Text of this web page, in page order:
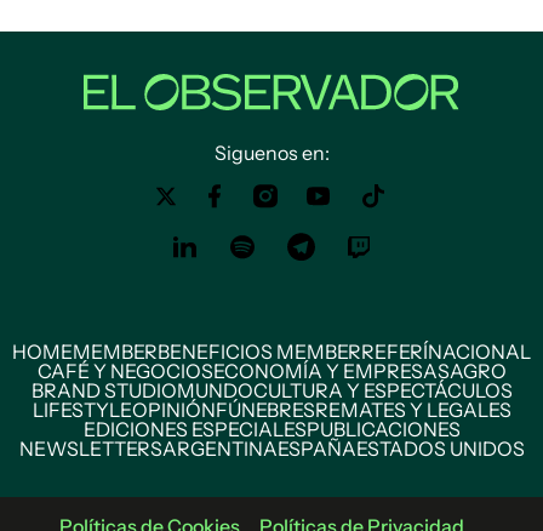
Siguenos en:
HOMEMEMBERBENEFICIOS MEMBERREFERÍNACIONAL
CAFÉ Y NEGOCIOSECONOMÍA Y EMPRESASAGRO
BRAND STUDIOMUNDOCULTURA Y ESPECTÁCULOS
LIFESTYLEOPINIÓNFÚNEBRESREMATES Y LEGALES
EDICIONES ESPECIALESPUBLICACIONES
NEWSLETTERSARGENTINAESPAÑAESTADOS UNIDOS
Políticas de Cookies Políticas de Privacidad